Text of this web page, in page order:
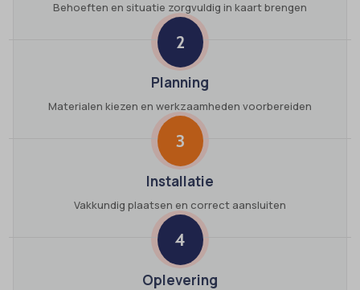
Behoeften en situatie zorgvuldig in kaart brengen
2
Planning
Materialen kiezen en werkzaamheden voorbereiden
3
Installatie
Vakkundig plaatsen en correct aansluiten
4
Oplevering